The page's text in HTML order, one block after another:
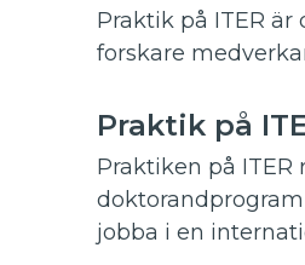
Praktik på ITER
forskare
Praktik på
Praktiken på
jobba i en